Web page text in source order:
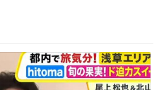
露
だった
料3～4本、パスタと毎日4
、増量したという。